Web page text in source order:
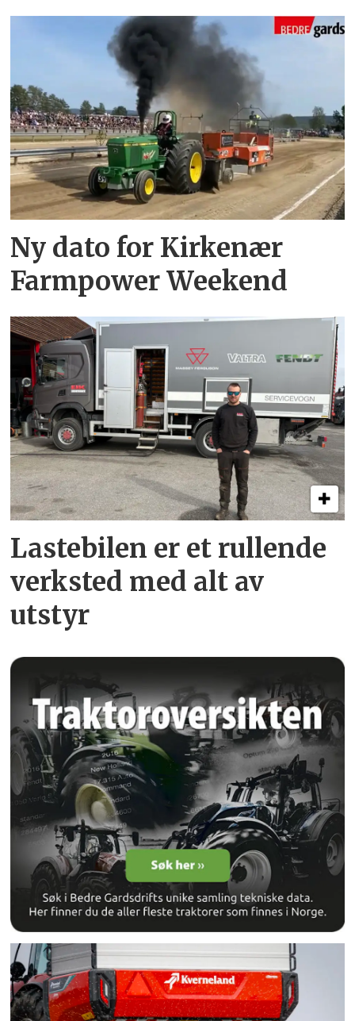
Ny dato for Kirkenær
Farmpower Weekend
Lastebilen er et rullende
verksted med alt av
utstyr